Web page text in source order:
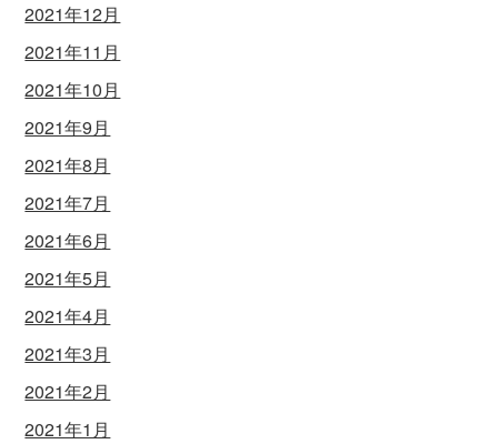
2021年12月
2021年11月
2021年10月
2021年9月
2021年8月
2021年7月
2021年6月
2021年5月
2021年4月
2021年3月
2021年2月
2021年1月